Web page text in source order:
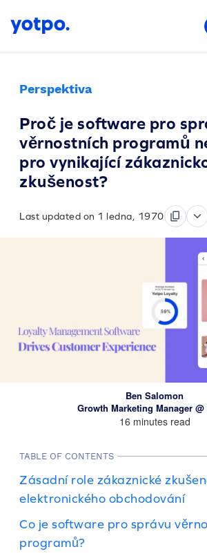
Perspektiva
Proč je software pro
věrnostních programů
pro vynikající
zkušenost?
Last updated on 1 ledna, 1970
Ben Salomon
Growth Marketing Manager
16 minutes read
TABLE OF CONTENTS
Zásadní role zákaznické
elektronického obchodování
Co je software pro správu
programů?